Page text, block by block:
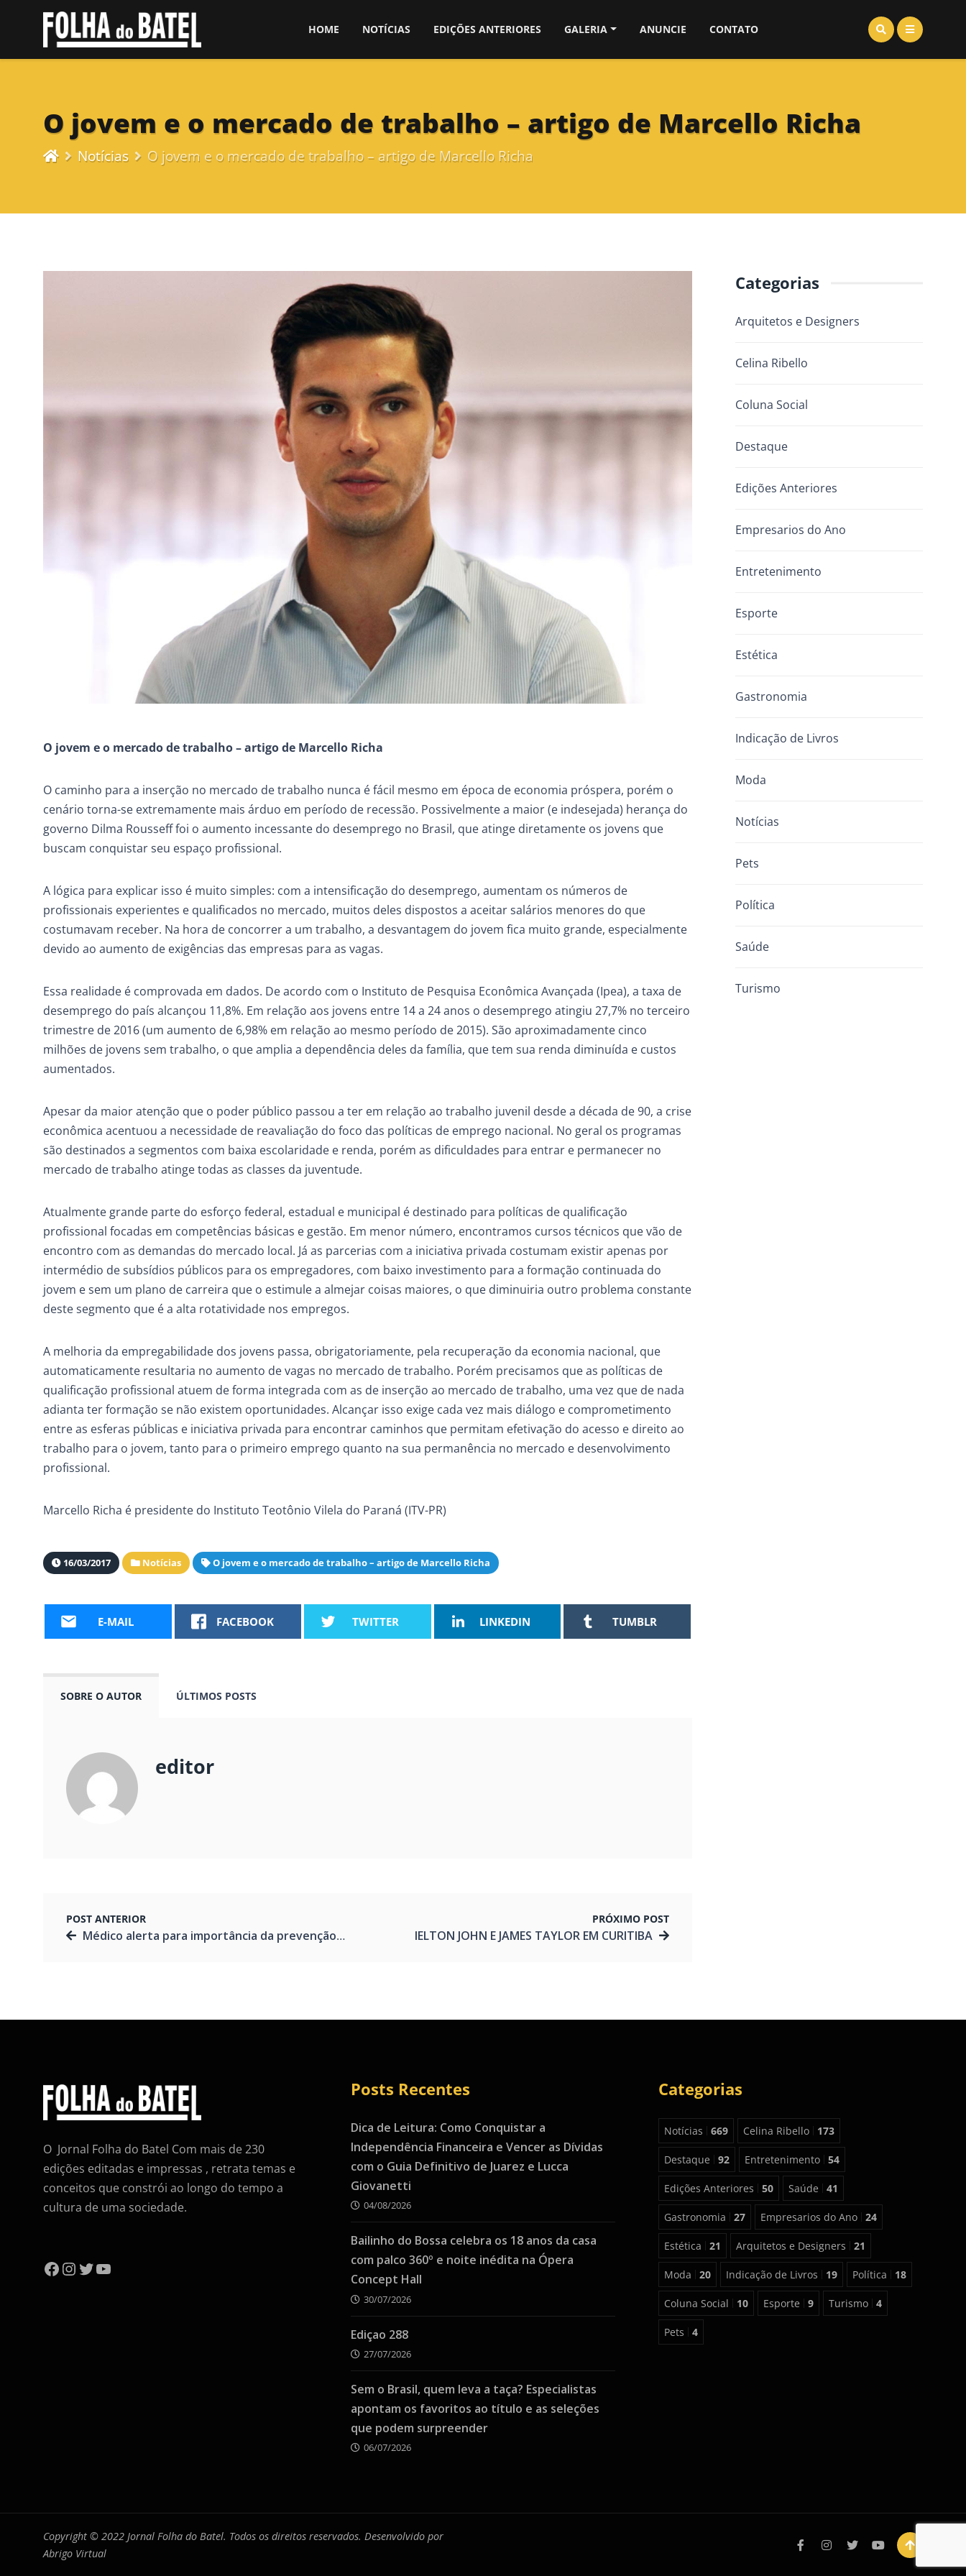
HOME NOTÍCIAS EDIÇÕES ANTERIORES GALERIA ANUNCIE CONTATO
O jovem e o mercado de trabalho – artigo de Marcello Richa
Notícias O jovem e o mercado de trabalho – artigo de Marcello Richa
O jovem e o mercado de trabalho – artigo de Marcello Richa
O caminho para a inserção no mercado de trabalho nunca é fácil mesmo em época de economia próspera, porém o
cenário torna-se extremamente mais árduo em período de recessão. Possivelmente a maior (e indesejada) herança do
governo Dilma Rousseff foi o aumento incessante do desemprego no Brasil, que atinge diretamente os jovens que
buscam conquistar seu espaço profissional.
A lógica para explicar isso é muito simples: com a intensificação do desemprego, aumentam os números de
profissionais experientes e qualificados no mercado, muitos deles dispostos a aceitar salários menores do que
costumavam receber. Na hora de concorrer a um trabalho, a desvantagem do jovem fica muito grande, especialmente
devido ao aumento de exigências das empresas para as vagas.
Essa realidade é comprovada em dados. De acordo com o Instituto de Pesquisa Econômica Avançada (Ipea), a taxa de
desemprego do país alcançou 11,8%. Em relação aos jovens entre 14 a 24 anos o desemprego atingiu 27,7% no terceiro
trimestre de 2016 (um aumento de 6,98% em relação ao mesmo período de 2015). São aproximadamente cinco
milhões de jovens sem trabalho, o que amplia a dependência deles da família, que tem sua renda diminuída e custos
aumentados.
Apesar da maior atenção que o poder público passou a ter em relação ao trabalho juvenil desde a década de 90, a crise
econômica acentuou a necessidade de reavaliação do foco das políticas de emprego nacional. No geral os programas
são destinados a segmentos com baixa escolaridade e renda, porém as dificuldades para entrar e permanecer no
mercado de trabalho atinge todas as classes da juventude.
Atualmente grande parte do esforço federal, estadual e municipal é destinado para políticas de qualificação
profissional focadas em competências básicas e gestão. Em menor número, encontramos cursos técnicos que vão de
encontro com as demandas do mercado local. Já as parcerias com a iniciativa privada costumam existir apenas por
intermédio de subsídios públicos para os empregadores, com baixo investimento para a formação continuada do
jovem e sem um plano de carreira que o estimule a almejar coisas maiores, o que diminuiria outro problema constante
deste segmento que é a alta rotatividade nos empregos.
A melhoria da empregabilidade dos jovens passa, obrigatoriamente, pela recuperação da economia nacional, que
automaticamente resultaria no aumento de vagas no mercado de trabalho. Porém precisamos que as políticas de
qualificação profissional atuem de forma integrada com as de inserção ao mercado de trabalho, uma vez que de nada
adianta ter formação se não existem oportunidades. Alcançar isso exige cada vez mais diálogo e comprometimento
entre as esferas públicas e iniciativa privada para encontrar caminhos que permitam efetivação do acesso e direito ao
trabalho para o jovem, tanto para o primeiro emprego quanto na sua permanência no mercado e desenvolvimento
profissional.
Marcello Richa é presidente do Instituto Teotônio Vilela do Paraná (ITV-PR)
16/03/2017 Notícias O jovem e o mercado de trabalho – artigo de Marcello Richa
E-MAIL FACEBOOK TWITTER LINKEDIN TUMBLR
SOBRE O AUTOR ÚLTIMOS POSTS
editor
POST ANTERIOR
Médico alerta para importância da prevenção de doenças sexuais no carnaval
PRÓXIMO POST
IELTON JOHN E JAMES TAYLOR EM CURITIBA
Categorias
Arquitetos e Designers
Celina Ribello
Coluna Social
Destaque
Edições Anteriores
Empresarios do Ano
Entretenimento
Esporte
Estética
Gastronomia
Indicação de Livros
Moda
Notícias
Pets
Política
Saúde
Turismo
O Jornal Folha do Batel Com mais de 230
edições editadas e impressas , retrata temas e
conceitos que constrói ao longo do tempo a
cultura de uma sociedade.
Facebook
Instagram
Twitter
YouTube
Posts Recentes
Dica de Leitura: Como Conquistar a
Independência Financeira e Vencer as Dívidas
com o Guia Definitivo de Juarez e Lucca
Giovanetti
04/08/2026
Bailinho do Bossa celebra os 18 anos da casa
com palco 360º e noite inédita na Ópera
Concept Hall
30/07/2026
Ediçao 288
27/07/2026
Sem o Brasil, quem leva a taça? Especialistas
apontam os favoritos ao título e as seleções
que podem surpreender
06/07/2026
Categorias
Notícias 669 Celina Ribello 173
Destaque 92 Entretenimento 54
Edições Anteriores 50 Saúde 41
Gastronomia 27 Empresarios do Ano 24
Estética 21 Arquitetos e Designers 21
Moda 20 Indicação de Livros 19 Política 18
Coluna Social 10 Esporte 9 Turismo 4
Pets 4
Copyright © 2022 Jornal Folha do Batel. Todos os direitos reservados. Desenvolvido por
Abrigo Virtual